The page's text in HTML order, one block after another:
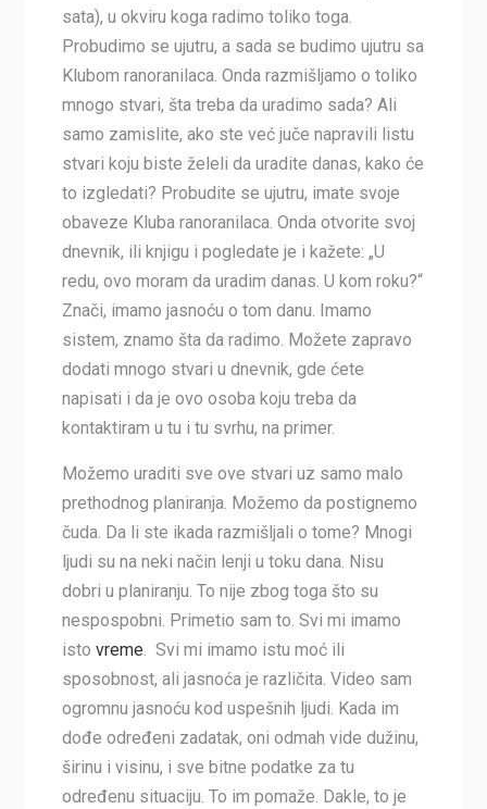
sata), u okviru koga radimo toliko toga.
Probudimo se ujutru, a sada se budimo ujutru sa
Klubom ranoranilaca. Onda razmišljamo o toliko
mnogo stvari, šta treba da uradimo sada? Ali
samo zamislite, ako ste već juče napravili listu
stvari koju biste želeli da uradite danas, kako će
to izgledati? Probudite se ujutru, imate svoje
obaveze Kluba ranoranilaca. Onda otvorite svoj
dnevnik, ili knjigu i pogledate je i kažete: „U
redu, ovo moram da uradim danas. U kom roku?“
Znači, imamo jasnoću o tom danu. Imamo
sistem, znamo šta da radimo. Možete zapravo
dodati mnogo stvari u dnevnik, gde ćete
napisati i da je ovo osoba koju treba da
kontaktiram u tu i tu svrhu, na primer.
Možemo uraditi sve ove stvari uz samo malo
prethodnog planiranja. Možemo da postignemo
čuda. Da li ste ikada razmišljali o tome? Mnogi
ljudi su na neki način lenji u toku dana. Nisu
dobri u planiranju. To nije zbog toga što su
nespospobni. Primetio sam to. Svi mi imamo
isto vreme. Svi mi imamo istu moć ili
sposobnost, ali jasnoća je različita. Video sam
ogromnu jasnoću kod uspešnih ljudi. Kada im
dođe određeni zadatak, oni odmah vide dužinu,
širinu i visinu, i sve bitne podatke za tu
određenu situaciju. To im pomaže. Dakle, to je